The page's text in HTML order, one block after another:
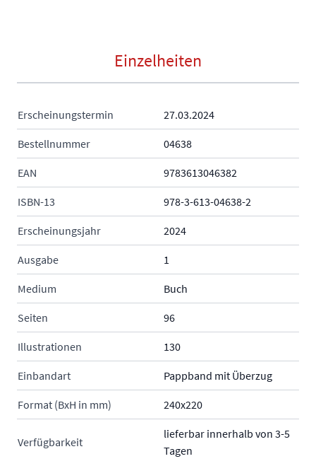
Einzelheiten
Erscheinungstermin 27.03.2024
Bestellnummer 04638
EAN 9783613046382
ISBN-13 978-3-613-04638-2
Erscheinungsjahr 2024
Ausgabe 1
Medium Buch
Seiten 96
Illustrationen 130
Einbandart Pappband mit Überzug
Format (BxH in mm) 240x220
Verfügbarkeit
lieferbar innerhalb von 3-5
Tagen